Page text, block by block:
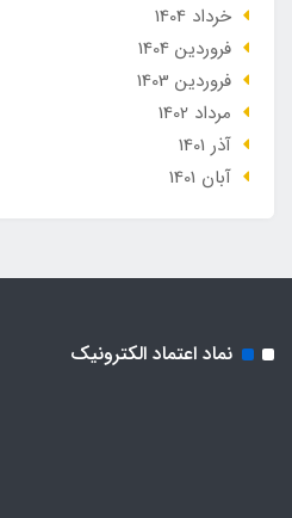
خرداد 1404
فروردین 1404
فروردین 1403
مرداد 1402
آذر 1401
آبان 1401
نماد اعتماد الکترونیک